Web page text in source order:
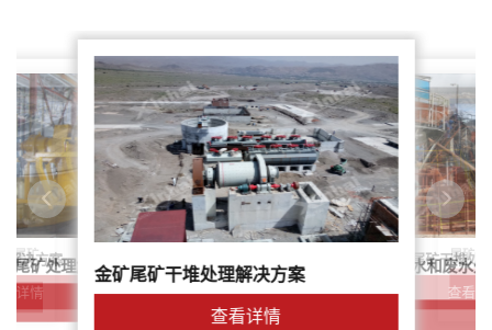
尾矿
解决方案
详情
尾矿处理解决方案简介金矿尾矿干堆处理解决方案
查看详情
鑫海尾矿处理系统：尾矿水和废水
解决方案
针对稀土尾矿干堆处
查看
尾矿干